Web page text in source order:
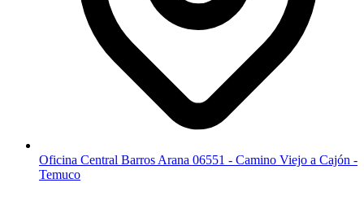
Oficina Central Barros Arana 06551 - Camino Viejo a Cajón -
Temuco